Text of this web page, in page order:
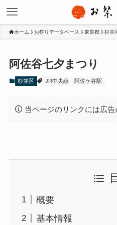
ホーム お祭りデータベース 東京都 杉並
阿佐谷七夕まつり
杉並区 JR中央線 阿佐ケ谷駅
当ページのリンクには広告
概要
基本情報